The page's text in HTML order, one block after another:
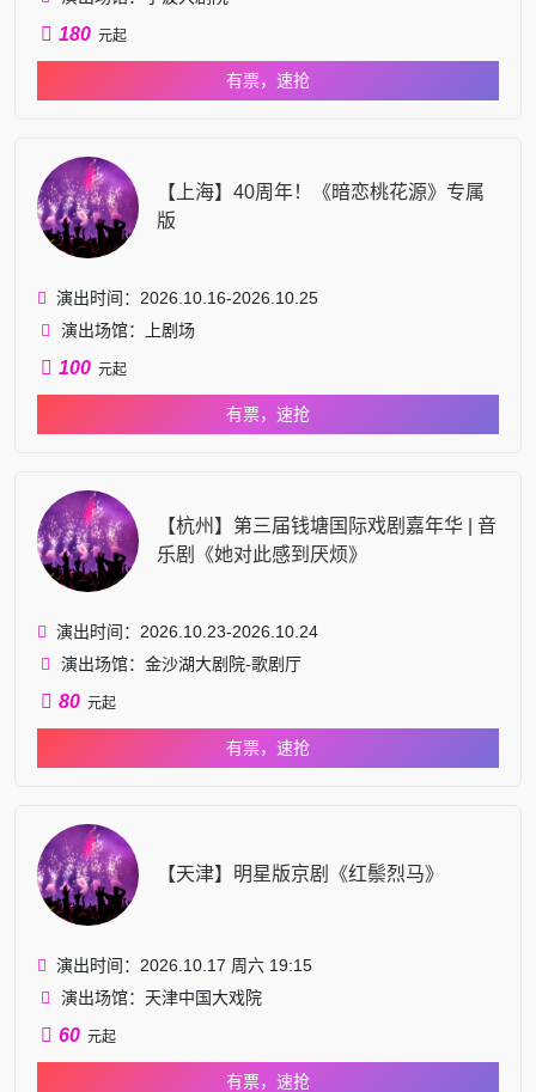
180 元起
有票，速抢
【上海】40周年！《暗恋桃花源》专属
版
演出时间：2026.10.16-2026.10.25
演出场馆：上剧场
100 元起
有票，速抢
【杭州】第三届钱塘国际戏剧嘉年华 | 音
乐剧《她对此感到厌烦》
演出时间：2026.10.23-2026.10.24
演出场馆：金沙湖大剧院-歌剧厅
80 元起
有票，速抢
【天津】明星版京剧《红鬃烈马》
演出时间：2026.10.17 周六 19:15
演出场馆：天津中国大戏院
60 元起
有票，速抢